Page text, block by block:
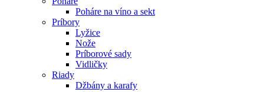
Poháre na víno a sekt
Príbory
Lyžice
Nože
Príborové sady
Vidličky
Riady
Džbány a karafy